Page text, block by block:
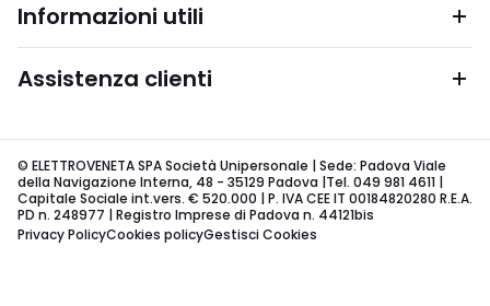
Informazioni utili
Assistenza clienti
© ELETTROVENETA SPA Società Unipersonale | Sede: Padova Viale
della Navigazione Interna, 48 - 35129 Padova |Tel. 049 981 4611 |
Capitale Sociale int.vers. € 520.000 | P. IVA CEE IT 00184820280 R.E.A.
PD n. 248977 | Registro Imprese di Padova n. 44121bis
Privacy PolicyCookies policyGestisci Cookies